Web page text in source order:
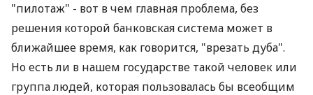
"пилотаж" - вот в чем главная проблема, без
решения которой банковская система может в
ближайшее время, как говорится, "врезать дуба".
Но есть ли в нашем государстве такой человек или
группа людей, которая пользовалась бы всеобщим